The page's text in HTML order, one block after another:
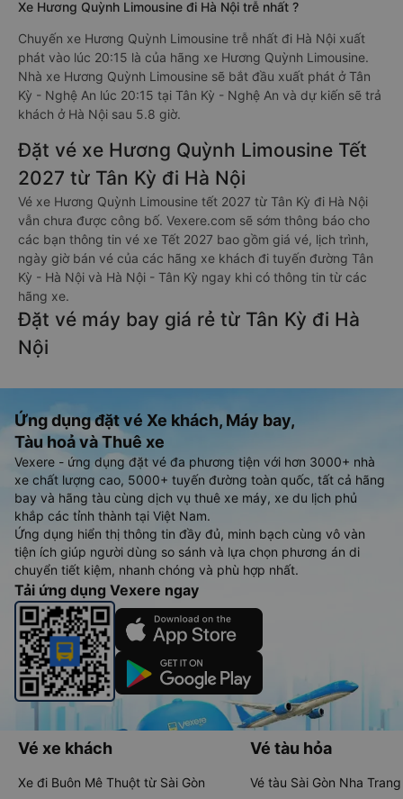
Xe Hương Quỳnh Limousine đi Hà Nội trễ nhất ?
Chuyến xe Hương Quỳnh Limousine trễ nhất đi Hà Nội xuất
phát vào lúc 20:15 là của hãng xe Hương Quỳnh Limousine.
Nhà xe Hương Quỳnh Limousine sẽ bắt đầu xuất phát ở Tân
Kỳ - Nghệ An lúc 20:15 tại Tân Kỳ - Nghệ An và dự kiến sẽ trả
khách ở Hà Nội sau 5.8 giờ.
Đặt vé xe Hương Quỳnh Limousine Tết
2027 từ Tân Kỳ đi Hà Nội
Vé xe Hương Quỳnh Limousine tết 2027 từ Tân Kỳ đi Hà Nội
vẫn chưa được công bố. Vexere.com sẽ sớm thông báo cho
các bạn thông tin vé xe Tết 2027 bao gồm giá vé, lịch trình,
ngày giờ bán vé của các hãng xe khách đi tuyến đường Tân
Kỳ - Hà Nội và Hà Nội - Tân Kỳ ngay khi có thông tin từ các
hãng xe.
Đặt vé máy bay giá rẻ từ Tân Kỳ đi Hà
Nội
Ứng dụng đặt vé Xe khách, Máy bay,
Tàu hoả và Thuê xe
Vexere - ứng dụng đặt vé đa phương tiện với hơn 3000+ nhà
xe chất lượng cao, 5000+ tuyến đường toàn quốc, tất cả hãng
bay và hãng tàu cùng dịch vụ thuê xe máy, xe du lịch phủ
khắp các tỉnh thành tại Việt Nam.
Ứng dụng hiển thị thông tin đầy đủ, minh bạch cùng vô vàn
tiện ích giúp người dùng so sánh và lựa chọn phương án di
chuyển tiết kiệm, nhanh chóng và phù hợp nhất.
Tải ứng dụng Vexere ngay
Vé xe khách
Xe đi Buôn Mê Thuột từ Sài Gòn
Vé tàu hỏa
Vé tàu Sài Gòn Nha Trang